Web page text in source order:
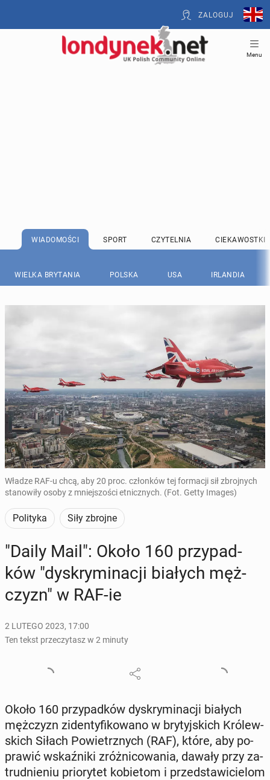
ZALOGUJ
Menu
WIADOMOŚCI SPORT CZYTELNIA CIEKAWOSTKI
WIELKA BRYTANIA POLSKA USA IRLANDIA
Władze RAF-u chcą, aby 20 proc. członków tej formacji sił zbrojnych
stanowiły osoby z mniejszości etnicznych. (Fot. Getty Images)
Polityka Siły zbrojne
"Daily Mail": Około 160 przy­pad­
ków "dys­kry­mi­na­cji białych męż­
czyzn" w RAF-ie
2 LUTEGO 2023, 17:00
Ten tekst przeczytasz w 2 minuty
Około 160 przy­pad­ków dys­kry­mi­na­cji białych
męż­czyzn zi­den­ty­fi­ko­wa­no w bry­tyj­skich Kró­lew­
skich Siłach Po­wietrz­nych (RAF), które, aby po­
pra­wić wskaź­ni­ki zróż­ni­co­wa­nia, dawały przy za­
trud­nie­niu prio­ry­tet ko­bie­tom i przed­sta­wi­cie­lom